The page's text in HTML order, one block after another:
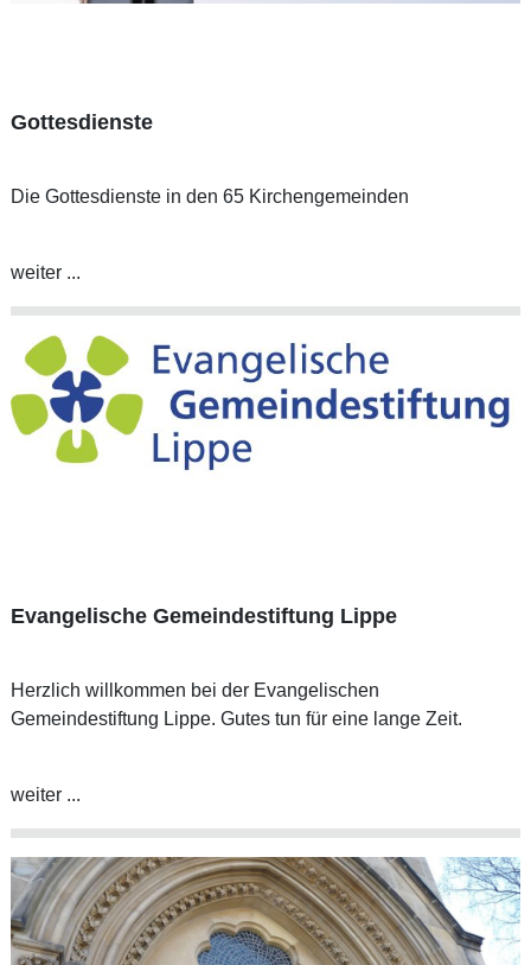
Gottesdienste
Die Gottesdienste in den 65 Kirchengemeinden
weiter ...
Evangelische Gemeindestiftung Lippe
Herzlich willkommen bei der Evangelischen
Gemeindestiftung Lippe. Gutes tun für eine lange Zeit.
weiter ...